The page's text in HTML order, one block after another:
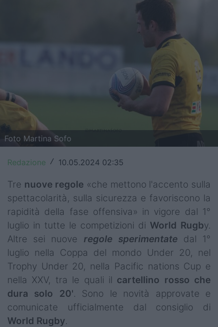
Champions Cup
Challenge Cup
World Rugby
Rugby World Cup
Super Rugby
Rugby in TV
Mercato
Serie A Elite
Campionati
Serie A
Serie B
Foto Martina Sofo
Redazione / 10.05.2024 02:35
Tre nuove regole «che mettono l'accento sulla
spettacolarità, sulla sicurezza e favoriscono la
rapidità della fase offensiva» in vigore dal 1°
luglio in tutte le competizioni di World Rugby.
Altre sei nuove regole sperimentate dal 1°
luglio nella Coppa del mondo Under 20, nel
Trophy Under 20, nella Pacific nations Cup e
nella XXV, tra le quali il cartellino rosso che
dura solo 20'. Sono le novità approvate e
comunicate ufficialmente dal consiglio di
World Rugby.